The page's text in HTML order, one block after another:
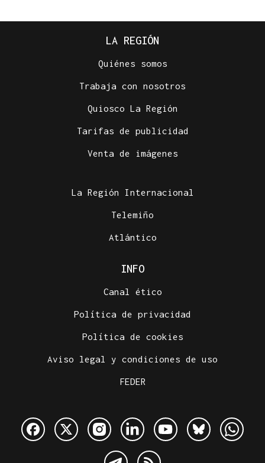
LA REGIÓN
Quiénes somos
Trabaja con nosotros
Quiosco La Región
Tarifas de publicidad
Venta de imágenes
La Región Internacional
Telemiño
Atlántico
INFO
Canal ético
Política de privacidad
Política de cookies
Aviso legal y condiciones de uso
FEDER